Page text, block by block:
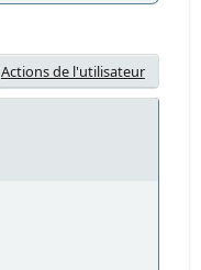
Actions de l'utilisateur